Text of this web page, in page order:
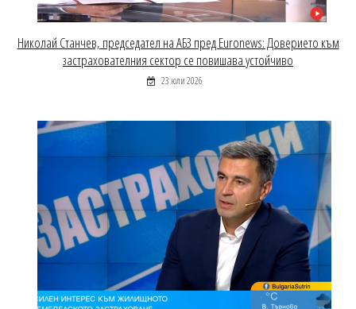
Николай Станчев, председател на АБЗ пред Euronews: Доверието към
застрахователния сектор се повишава устойчиво
23 юли 2026